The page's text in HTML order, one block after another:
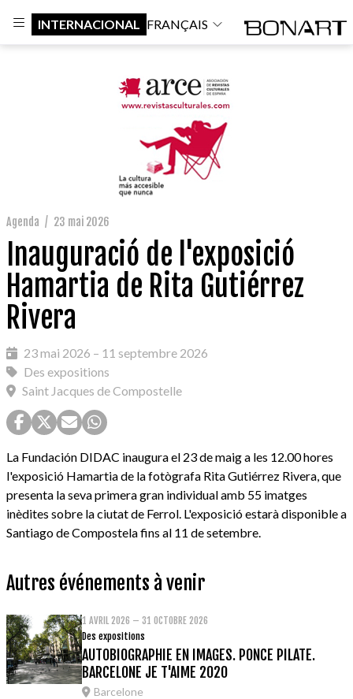
INTERNACIONAL FRANÇAIS
Agenda / 23 mai 2026
Inauguració de l'exposició
Hamartia de Rita Gutiérrez
Rivera
23 mai 2026 – 11 septembre 2026
Des expositions
Saint Jacques de Compostelle
La Fundación DIDAC inaugura el 23 de maig a les 12.00 hores
l'exposició Hamartia de la fotògrafa Rita Gutiérrez Rivera, que
presenta la seva primera gran individual amb 55 imatges
inèdites sobre la ciutat de Ferrol. L'exposició estarà disponible a
Santiago de Compostela fins al 11 de setembre.
Autres événements à venir
1 AVRIL 2026 – 31 OCTOBRE 2026
Des expositions
AUTOBIOGRAPHIE EN IMAGES. PONCE PILATE.
BARCELONE JE T'AIME 2020
Barcelone